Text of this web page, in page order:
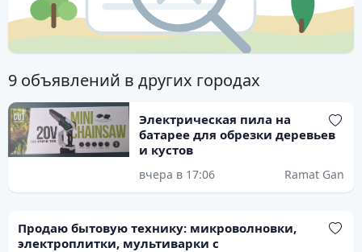
9 объявлений в других городах
Электрическая пила на
батарее для обрезки деревьев
и кустов
вчера в 17:06 Ramat Gan
Продаю бытовую технику: микроволновки,
электроплитки, мультиварки с